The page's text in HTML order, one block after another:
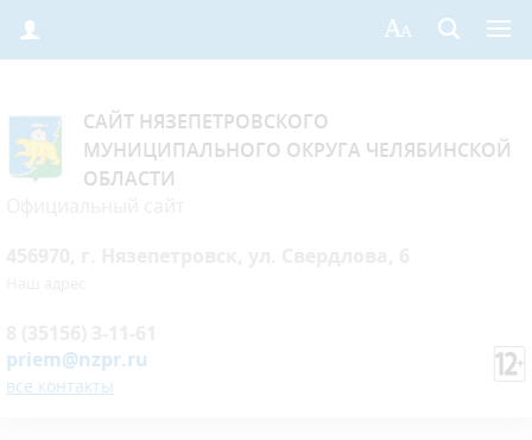
САЙТ НЯЗЕПЕТРОВСКОГО
МУНИЦИПАЛЬНОГО ОКРУГА ЧЕЛЯБИНСКОЙ
ОБЛАСТИ
priem@nzpr.ru
все контакты